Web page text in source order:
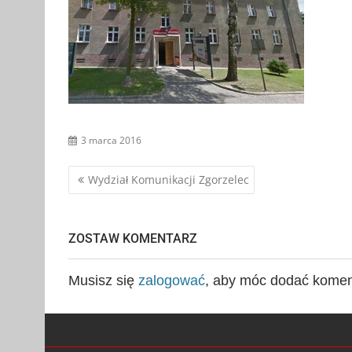
3 marca 2016
Nawigacja
Wydział Komunikacji Zgorzelec
ZOSTAW KOMENTARZ
Musisz się zalogować, aby móc dodać